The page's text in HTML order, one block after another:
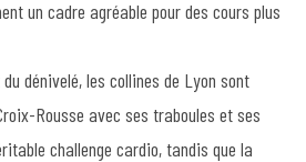
un cadre agréable pour des cours plus
dénivelé, les collines de Lyon sont
Rousse avec ses traboules et ses
challenge cardio, tandis que la